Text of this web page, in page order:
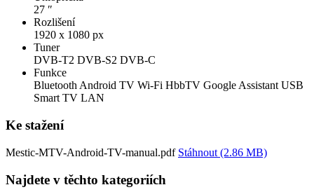
27 ″
Rozlišení
1920 x 1080 px
Tuner
DVB-T2 DVB-S2 DVB-C
Funkce
BluetoothAndroid TV Wi-Fi HbbTV Google Assistant USB
Smart TV LAN
Ke stažení
Mestic-MTV-Android-TV-manual.pdf Stáhnout (2.86 MB)
Najdete v těchto kategoriích